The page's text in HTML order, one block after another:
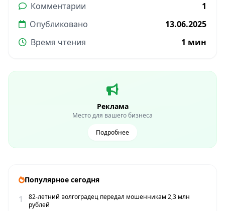
Комментарии
1
Опубликовано
13.06.2025
Время чтения
1 мин
Реклама
Место для вашего бизнеса
Подробнее
Популярное сегодня
1
82-летний волгоградец передал мошенникам 2,3 млн
рублей